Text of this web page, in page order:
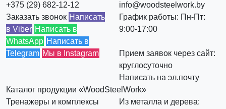
+375 (29) 682-12-12
Заказать звонок Написать
в Viber Написать в
WhatsApp Написать в
Telegram Мы в Instagram
info@woodsteelwork.by
График работы: Пн-Пт:
9:00-17:00
Прием заявок через сайт:
круглосуточно
Написать на эл.почту
Каталог продукции «WoodSteelWork»
Тренажеры и комплексы
Из металла и дерева: